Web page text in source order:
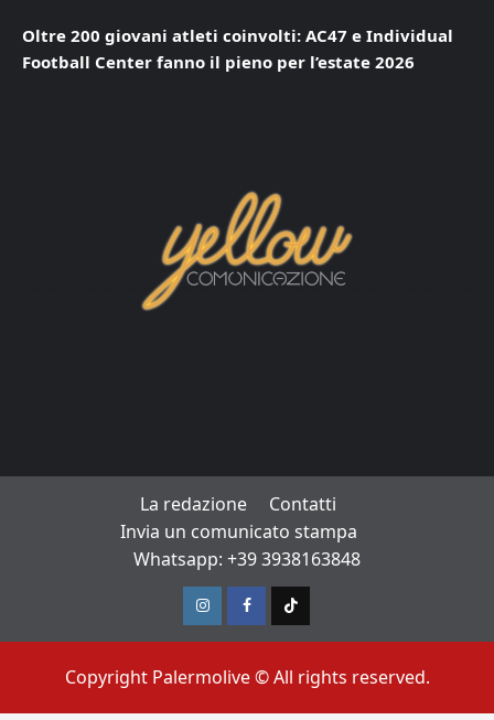
Oltre 200 giovani atleti coinvolti: AC47 e Individual
Football Center fanno il pieno per l’estate 2026
La redazione
Contatti
Invia un comunicato stampa
Whatsapp: +39 3938163848
InstagramFacebook
TikTok
Copyright Palermolive © All rights reserved.